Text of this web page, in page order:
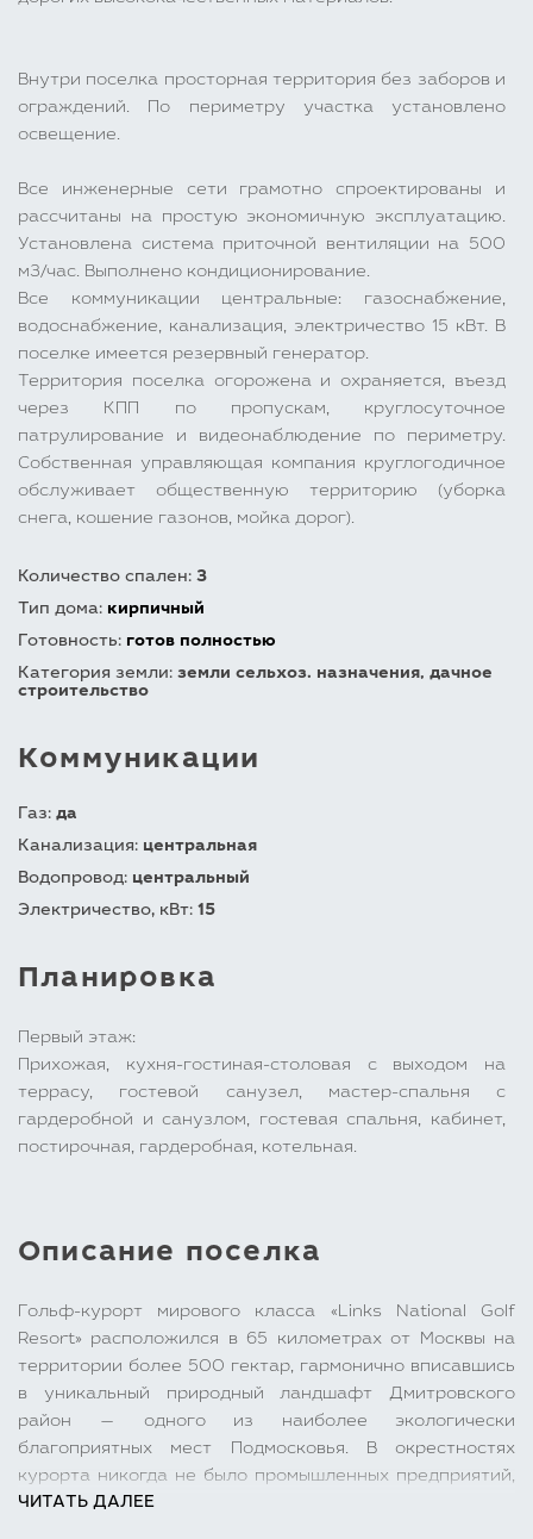
Внутри поселка просторная территория без заборов и
ограждений. По периметру участка установлено
освещение.
Все инженерные сети грамотно спроектированы и
рассчитаны на простую экономичную эксплуатацию.
Установлена система приточной вентиляции на 500
м3/час. Выполнено кондиционирование.
Все коммуникации центральные: газоснабжение,
водоснабжение, канализация, электричество 15 кВт. В
поселке имеется резервный генератор.
Территория поселка огорожена и охраняется, въезд
через КПП по пропускам, круглосуточное
патрулирование и видеонаблюдение по периметру.
Собственная управляющая компания круглогодичное
обслуживает общественную территорию (уборка
снега, кошение газонов, мойка дорог).
Количество спален: 3
Тип дома: кирпичный
Готовность: готов полностью
Категория земли: земли сельхоз. назначения, дачное
строительство
Коммуникации
Газ: да
Канализация: центральная
Водопровод: центральный
Электричество, кВт: 15
Планировка
Первый этаж:
Прихожая, кухня-гостиная-столовая с выходом на
террасу, гостевой санузел, мастер-спальня с
гардеробной и санузлом, гостевая спальня, кабинет,
постирочная, гардеробная, котельная.
Описание поселка
Гольф-курорт мирового класса «Links National Golf
Resort» расположился в 65 километрах от Москвы на
территории более 500 гектар, гармонично вписавшись
в уникальный природный ландшафт Дмитровского
район — одного из наиболее экологически
благоприятных мест Подмосковья. В окрестностях
курорта никогда не было промышленных предприятий,
железных дорог и большого количества дачных
ЧИТАТЬ ДАЛЕЕ